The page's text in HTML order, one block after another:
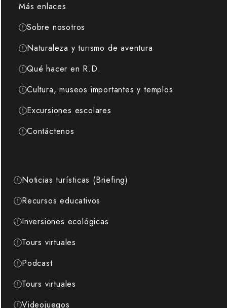
Más enlaces
Sobre nosotros
Naturaleza y turismo de aventura
Qué hacer en R.D.
Cultura, museos importantes y templos
Excursiones escolares
Contáctenos
Noticias turísticas (Briefing)
Recursos educativos
Inversiones ecológicas
Tours virtuales
Podcast
Tours virtuales
Videojuegos